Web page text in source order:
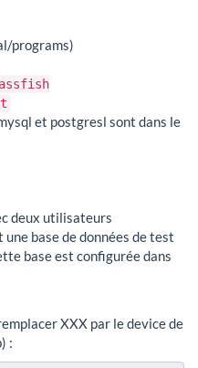
programs)
et postgresl sont dans le
deux utilisateurs
base de données de test
base est configurée dans
XXX par le device de
: